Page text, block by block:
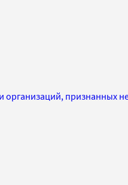
организаций, признанных